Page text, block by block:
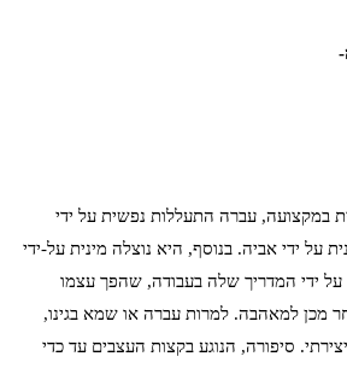
במקצועה, עברה התעללות נפשית על ידי
על ידי אביה. בנוסף, היא נוצלה מינית על-ידי
ידי המדריך שלה בעבודה, שהפך עצמו
מכן למאהבה. למרות עברה או שמא בגינו,
סיפורה, הנוגע בקצות העצבים עד כדי